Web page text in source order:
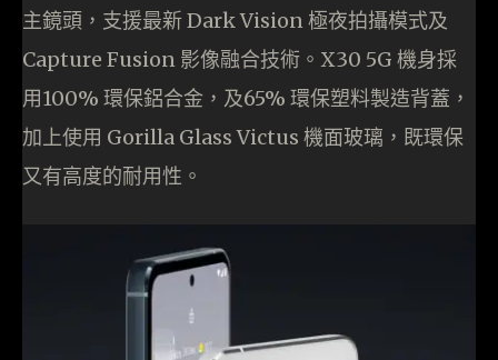
主鏡頭，支援最新 Dark Vision 極夜拍攝模式及
Capture Fusion 影像融合技術。X30 5G 機身採
用100% 環保鋁合金，及65% 環保塑料製造背蓋，
加上使用 Gorilla Glass Victus 機面玻璃，既環保
又有高度的耐用性。